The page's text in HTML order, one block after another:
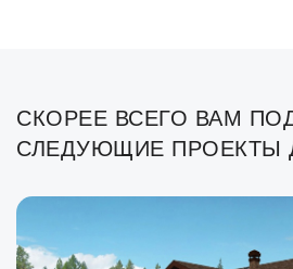
СКОРЕЕ ВСЕГО ВАМ
СЛЕДУЮЩИЕ ПРОЕКТЫ